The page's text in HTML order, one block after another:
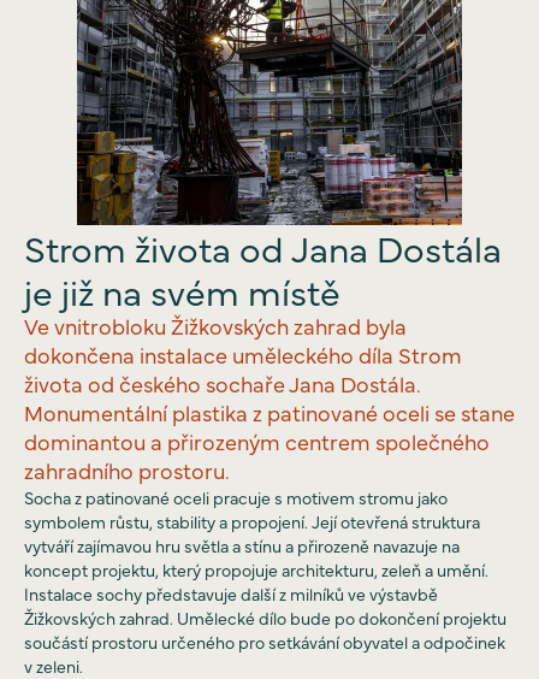
Strom života od Jana Dostála
je již na svém místě
Ve vnitrobloku Žižkovských zahrad byla
dokončena instalace uměleckého díla Strom
života od českého sochaře Jana Dostála.
Monumentální plastika z patinované oceli se stane
dominantou a přirozeným centrem společného
zahradního prostoru.
Socha z patinované oceli pracuje s motivem stromu jako
symbolem růstu, stability a propojení. Její otevřená struktura
vytváří zajímavou hru světla a stínu a přirozeně navazuje na
koncept projektu, který propojuje architekturu, zeleň a umění.
Instalace sochy představuje další z milníků ve výstavbě
Žižkovských zahrad. Umělecké dílo bude po dokončení projektu
součástí prostoru určeného pro setkávání obyvatel a odpočinek
v zeleni.